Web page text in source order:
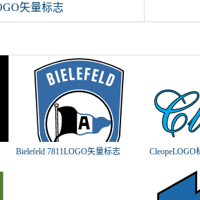
矢量标志
Bielefeld 7811LOGO矢量标志 CleopeLOGO